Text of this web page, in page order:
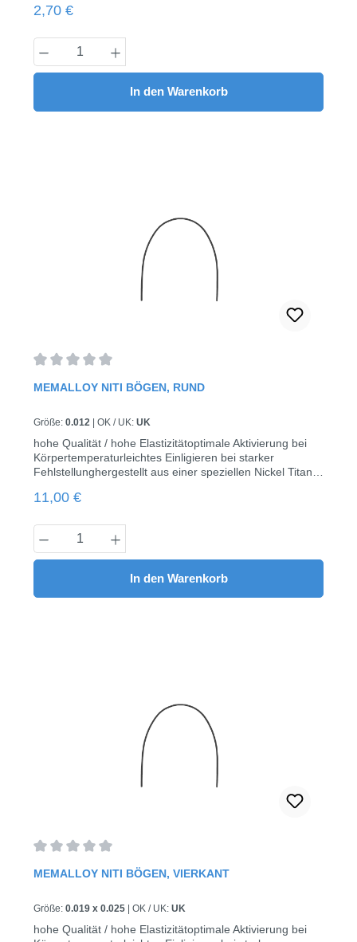
Regulärer Preis:
2,70 €
Produkt Anzahl: Gib den gewünschten
In den Warenkorb
Durchschnittliche Bewertung von 0 von 5 Sternen
MEMALLOY NITI BÖGEN, RUND
Größe: 0.012 | OK / UK: UK
hohe Qualität / hohe Elastizitätoptimale Aktivierung bei
Körpertemperaturleichtes Einligieren bei starker
Fehlstellunghergestellt aus einer speziellen Nickel Titan
von sehr leichten, konstanten Kräften über längeren
Regulärer Preis:
11,00 €
Produkt Anzahl: Gib den gewünschten
In den Warenkorb
Durchschnittliche Bewertung von 0 von 5 Sternen
MEMALLOY NITI BÖGEN, VIERKANT
Größe: 0.019 x 0.025 OK / UK: UK
hohe Qualität / hohe Elastizitätoptimale Aktivierung bei